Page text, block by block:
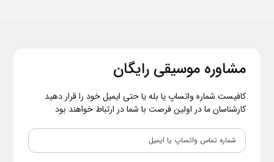
مشاوره موسیقی رایگان
کافیست شماره واتساپ یا بله یا حتی ایمیل خود را قرار دهید
کارشناسان ما در اولین فرصت با شما در ارتباط خواهند بود